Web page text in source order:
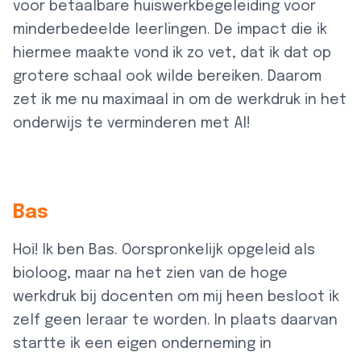
voor betaalbare huiswerkbegeleiding voor
minderbedeelde leerlingen. De impact die ik
hiermee maakte vond ik zo vet, dat ik dat op
grotere schaal ook wilde bereiken. Daarom
zet ik me nu maximaal in om de werkdruk in het
onderwijs te verminderen met AI!
Bas
Hoi! Ik ben Bas. Oorspronkelijk opgeleid als
bioloog, maar na het zien van de hoge
werkdruk bij docenten om mij heen besloot ik
zelf geen leraar te worden. In plaats daarvan
startte ik een eigen onderneming in